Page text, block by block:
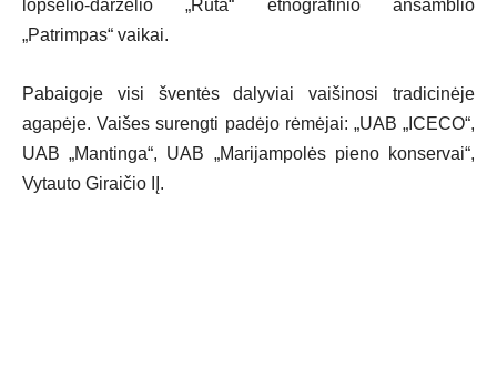
lopšelio-darželio „Rūta“ etnografinio ansamblio
„Patrimpas“ vaikai.
Pabaigoje visi šventės dalyviai vaišinosi tradicinėje
agapėje. Vaišes surengti padėjo rėmėjai: „UAB „ICECO“,
UAB „Mantinga“, UAB „Marijampolės pieno konservai“,
Vytauto Giraičio IĮ.